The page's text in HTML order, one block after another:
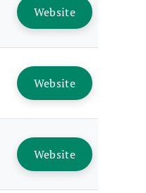
Website
Website
Website